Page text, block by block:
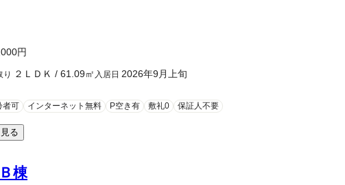
円
り ２ＬＤＫ / 61.09㎡ 入居日 2026年9月上旬
者可 インターネット無料 P空き有 敷礼0 保証人不要
る
棟